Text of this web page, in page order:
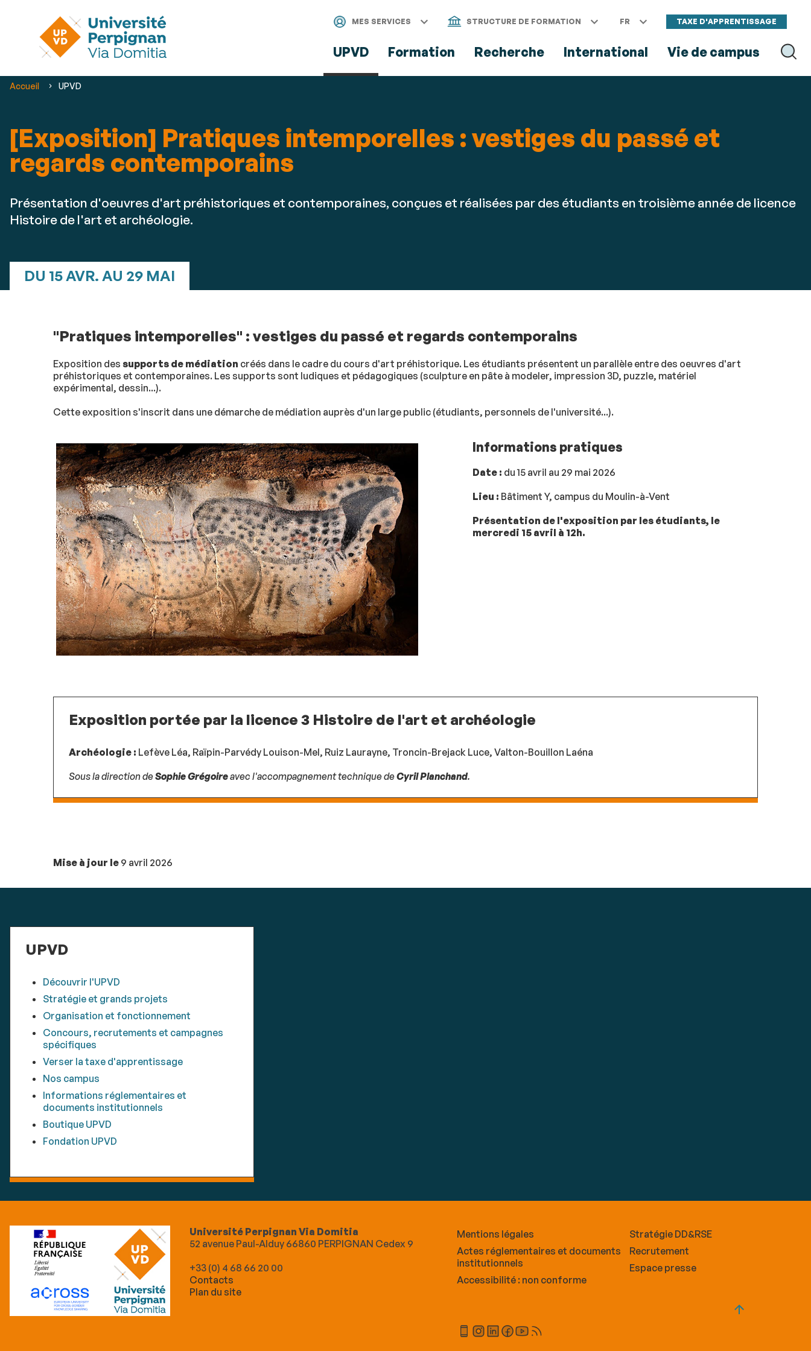
au
directs
MES SERVICES STRUCTURE DE FORMATION FR TAXE D'APPRENTISSAGE
UPVD Formation Recherche International Vie de campus
Vous
Accueil UPVD
[Exposition] Pratiques intemporelles : vestiges du passé et
regards contemporains
Présentation d'oeuvres d'art préhistoriques et contemporaines, conçues et réalisées par des étudiants en troisième année de licence
Histoire de l'art et archéologie.
DU 15 AVR. AU 29 MAI
"Pratiques intemporelles" : vestiges du passé et regards contemporains
Exposition des supports de médiation créés dans le cadre du cours d'art préhistorique. Les étudiants présentent un parallèle entre des oeuvres d'art
préhistoriques et contemporaines. Les supports sont ludiques et pédagogiques (sculpture en pâte à modeler, impression 3D, puzzle, matériel
expérimental, dessin...).
Cette exposition s'inscrit dans une démarche de médiation auprès d'un large public (étudiants, personnels de l'université...).
Informations pratiques
Date : du 15 avril au 29 mai 2026
Lieu : Bâtiment Y, campus du Moulin-à-Vent
Présentation de l'exposition par les étudiants, le
mercredi 15 avril à 12h.
Exposition portée par la licence 3 Histoire de l'art et archéologie
Archéologie : Lefève Léa, Raïpin-Parvédy Louison-Mel, Ruiz Laurayne, Troncin-Brejack Luce, Valton-Bouillon Laéna
Sous la direction deSophie Grégoireavec l'accompagnement technique deCyril Planchand.
Mise à jour le 9 avril 2026
UPVD
Découvrir l'UPVD
Stratégie et grands projets
Organisation et fonctionnement
Concours, recrutements et campagnes
spécifiques
Verser la taxe d'apprentissage
Nos campus
Informations réglementaires et
documents institutionnels
Boutique UPVD
Fondation UPVD
Université Perpignan Via Domitia
52 avenue Paul-Alduy 66860 PERPIGNAN Cedex 9
+33 (0) 4 68 66 20 00
Contacts
Plan du site
Mentions légales
Actes réglementaires et documents
institutionnels
Accessibilité : non conforme
Stratégie DD&RSE
Recrutement
Espace presse